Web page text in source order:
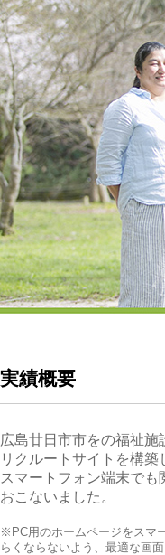
実績概要
広島廿日市市をの福祉
リクルートサイトを構築
スマートフォン端末で
おこないました。
※PC用のホームページをスマ
らくならないよう、最適な画